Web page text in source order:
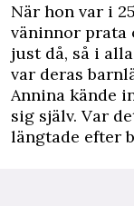
När hon var i
väninnor prata
just då, så i
var deras
Annina kände
sig själv. Var
längtade efter